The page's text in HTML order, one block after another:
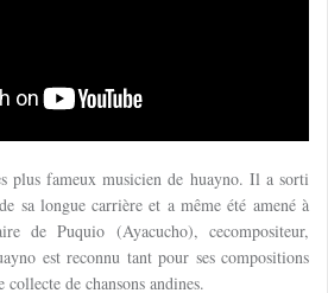
plus fameux musicien de huayno. Il a sorti
sa longue carrière et a même été amené à
de Puquio (Ayacucho), cecompositeur,
est reconnu tant pour ses compositions
de chansons andines.